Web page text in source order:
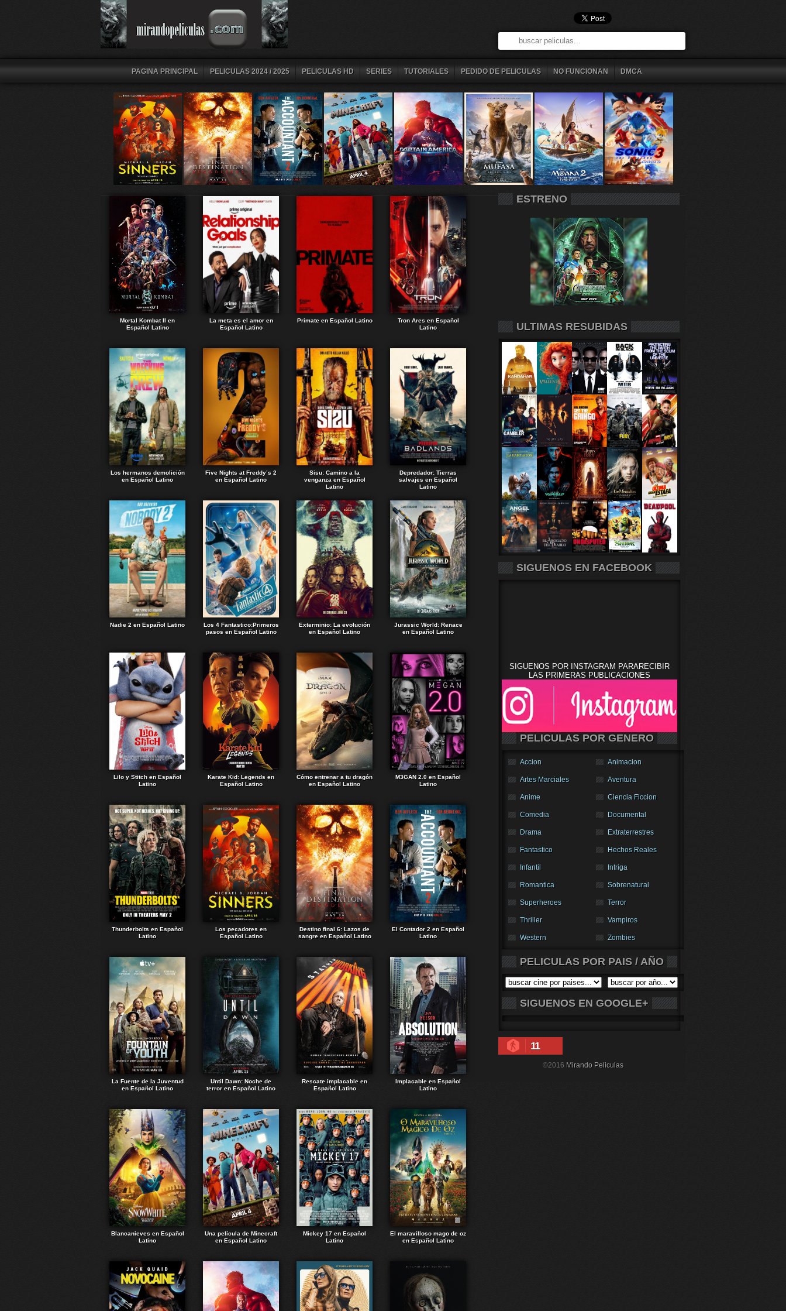
PAGINA PRINCIPAL PELICULAS 2024 / 2025 PELICULAS HD SERIES TUTORIALES PEDIDO DE PELICULAS NO FUNCIONAN DMCA
Mortal Kombat II en
Español Latino
La meta es el amor en
Español Latino
Primate en Español Latino
Tron Ares en Español
Latino
Los hermanos demolición
en Español Latino
Five Nights at Freddy’s 2
en Español Latino
Sisu: Camino a la
venganza en Español
Latino
Depredador: Tierras
salvajes en Español
Latino
Nadie 2 en Español Latino
Los 4 Fantastico:Primeros
pasos en Español Latino
Exterminio: La evolución
en Español Latino
Jurassic World: Renace
en Español Latino
Lilo y Stitch en Español
Latino
Karate Kid: Legends en
Español Latino
Cómo entrenar a tu dragón
en Español Latino
M3GAN 2.0 en Español
Latino
Thunderbolts en Español
Latino
Los pecadores en
Español Latino
Destino final 6: Lazos de
sangre en Español Latino
El Contador 2 en Español
Latino
La Fuente de la Juventud
en Español Latino
Until Dawn: Noche de
terror en Español Latino
Rescate implacable en
Español Latino
Implacable en Español
Latino
Blancanieves en Español
Latino
Una película de Minecraft
en Español Latino
Mickey 17 en Español
Latino
El maravilloso mago de oz
en Español Latino
ESTRENO
ULTIMAS RESUBIDAS
SIGUENOS EN FACEBOOK
SIGUENOS POR INSTAGRAM PARARECIBIR
LAS PRIMERAS PUBLICACIONES
PELICULAS POR GENERO
Accion Animacion
Artes Marciales Aventura
Anime Ciencia Ficcion
Comedia Documental
Drama Extraterrestres
Fantastico Hechos Reales
Infantil Intriga
Romantica Sobrenatural
Superheroes Terror
Thriller Vampiros
Western Zombies
PELICULAS POR PAIS / AÑO
SIGUENOS EN GOOGLE+
11
©2016 Mirando Peliculas